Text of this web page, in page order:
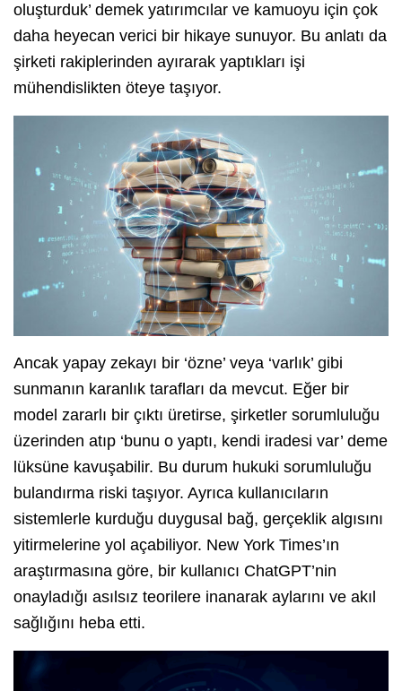
oluşturduk’ demek yatırımcılar ve kamuoyu için çok
daha heyecan verici bir hikaye sunuyor. Bu anlatı da
şirketi rakiplerinden ayırarak yaptıkları işi
mühendislikten öteye taşıyor.
Ancak yapay zekayı bir ‘özne’ veya ‘varlık’ gibi
sunmanın karanlık tarafları da mevcut. Eğer bir
model zararlı bir çıktı üretirse, şirketler sorumluluğu
üzerinden atıp ‘bunu o yaptı, kendi iradesi var’ deme
lüksüne kavuşabilir. Bu durum hukuki sorumluluğu
bulandırma riski taşıyor. Ayrıca kullanıcıların
sistemlerle kurduğu duygusal bağ, gerçeklik algısını
yitirmelerine yol açabiliyor. New York Times’ın
araştırmasına göre, bir kullanıcı ChatGPT’nin
onayladığı asılsız teorilere inanarak aylarını ve akıl
sağlığını heba etti.